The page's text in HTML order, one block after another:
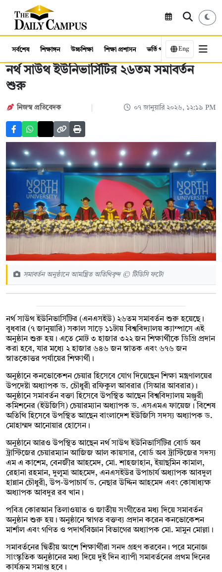
সর্বশেষ শিক্ষাঙ্গন উচ্চশিক্ষা শিক্ষা প্রশাসন ভর্তি পরীক্ষা কর্মসংস্থান
Eng
নর্থ সাউথ ইউনিভার্সিটির ২৬তম সমাবর্তন
শুরু
নিজস্ব প্রতিবেদক ০৭ জানুয়ারি ২০২৬, ১২:১৯ PM
সমাবর্তন অনুষ্ঠানে আমন্ত্রিত অতিথিবৃন্দ © টিডিসি ফটো
নর্থ সাউথ ইউনিভার্সিটির (এন‌এস‌ইউ) ২৬তম সমাবর্তন শুরু হয়েছে।
বুধবার (৭ জানুয়ারি) সকাল সাড়ে ১১টায় বিশ্ববিদ্যালয় ক্যাম্পাসে এই
অনুষ্ঠান শুরু হয়। এতে মোট ৩ হাজার ৩২২ জন শিক্ষার্থীকে ডিগ্রি প্রদান
করা হবে, যার মধ্যে ২ হাজার ৬৪৬ জন স্নাতক এবং ৬৭৬ জন
স্নাতকোত্তর পর্যায়ের শিক্ষার্থী।
অনুষ্ঠানে কনভোকেশন চেয়ার হিসেবে যোগ দিয়েছেন শিক্ষা মন্ত্রণালয়ের
উপদেষ্টা অধ্যাপক ড. চৌধুরী রফিকুল আবরার (সি‌আর আবরার)।
অনুষ্ঠানে সমাবর্তন বক্তা হিসেবে উপস্থিত আছেন বিশ্ববিদ্যালয় মঞ্জুরী
কমিশনের (ইউজিসি) চেয়ারম্যান অধ্যাপক ড. এসএমএ ফায়েজ। বিশেষ
অতিথি হিসেবে উপস্থিত আছেন বাংলাদেশ ইউজিসি সদস্য অধ্যাপক ড.
মোহাম্মদ আনোয়ার হোসেন।
অনুষ্ঠানে আরও উপস্থিত আছেন নর্থ সাউথ ইউনিভার্সিটির বোর্ড অব
ট্রাস্টিজের চেয়ারম্যান আজিজ আল কায়সার, বোর্ড অব ট্রাস্টিজের সদস্য
এম এ কাশেম, বেনজীর আহমেদ, মো. শাহজাহান, ইয়াছমিন কামাল,
রেহানা রহমান, দুলুমা আহমেদ, এনএসইউর উপাচার্য অধ্যাপক আবদুল
হান্নান চৌধুরী, উপ-উপাচার্য ড. নেছার উদ্দিন আহমেদ এবং কোষাধ্যক্ষ
অধ্যাপক আবদুর রব খান।
পবিত্র কোরআন তিলাওয়াত ও জাতীয় সংগীতের মধ্য দিয়ে সমাবর্তন
অনুষ্ঠান শুরু হয়। অনুষ্ঠানে স্বাগত বক্তব্য প্রদান করেন কনভোকেশন
মার্শাল এবং গণিত ও পদার্থবিজ্ঞান বিভাগের অধ্যাপক মো. মামুন মোল্লা।
সমাবর্তনের দ্বিতীয় অংশে শিক্ষার্থীরা সনদ গ্রহণ করবেন। পরে মনোজ্ঞ
সাংস্কৃতিক অনুষ্ঠানের মধ্য দিয়ে দুই দিন ব্যাপী সমাবর্তনের প্রথম দিনের
কার্যক্রম সমাপ্ত হবে।